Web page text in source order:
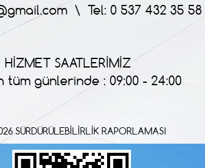
\ Tel: 0 537 432 35 58
HİZMET SAATLERİMİZ
tüm günlerinde : 09:00 - 24:00
SÜRDÜRÜLEBİLİRLİK RAPORLAMASI